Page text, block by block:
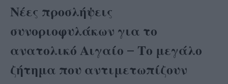
Νέες προσλήψεις
συνοριοφυλάκων για το
ανατολικό Αιγαίο – Το μεγάλο
ζήτημα που αντιμετωπίζουν